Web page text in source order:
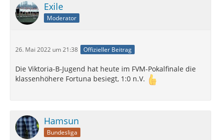
Exile
Moderator
26. Mai 2022 um 21:38 Offizieller Beitrag
Die Viktoria-B-Jugend hat heute im FVM-Pokalfinale die
klassenhöhere Fortuna besiegt, 1:0 n.V.
Hamsun
Bundesliga